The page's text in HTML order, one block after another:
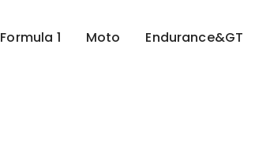
Formula 1 Moto Endurance&GT